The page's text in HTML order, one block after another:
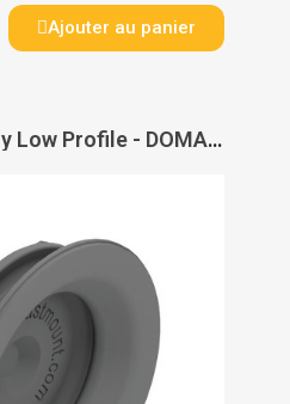
Ajouter au panier
Clips femelles Very Low Profile - DOMARINE